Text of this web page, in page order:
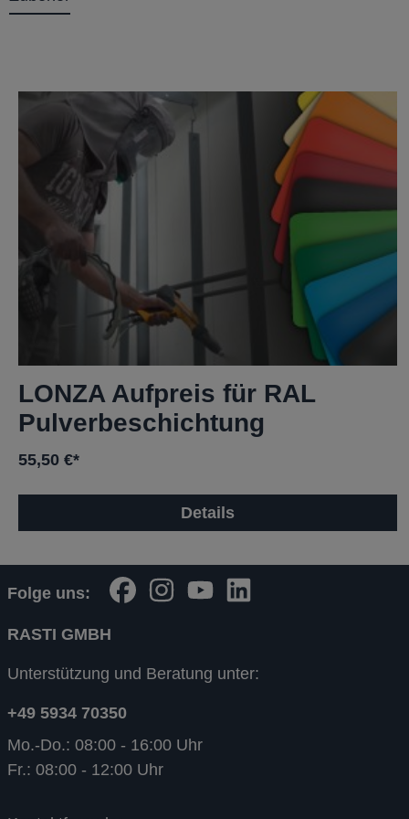
LONZA Aufpreis für RAL
Pulverbeschichtung
55,50 €*
Details
Folge uns:
RASTI GMBH
Unterstützung und Beratung unter:
+49 5934 70350
Mo.-Do.: 08:00 - 16:00 Uhr
Fr.: 08:00 - 12:00 Uhr